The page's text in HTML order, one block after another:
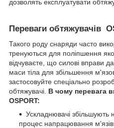
дозволять експлуатувати
Переваги обтяжувачів
Такого роду снаряди часто
тренуються для поліпшення
відчуваєте, що силові вправи
маси тіла для збільшення
застосовуйте спеціально
обтяжувачі. В чому перевага
OSPORT:
Ускладнювачі
процес напрацювання м'язів